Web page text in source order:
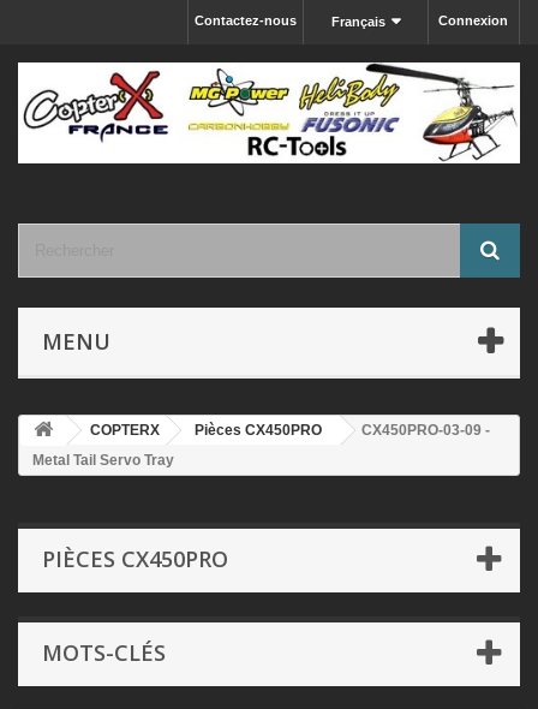
Connexion
Français
Contactez-nous
MENU
COPTERX Pièces CX450PRO
CX450PRO-03-09 -
Metal Tail Servo Tray
PIÈCES CX450PRO
MOTS-CLÉS